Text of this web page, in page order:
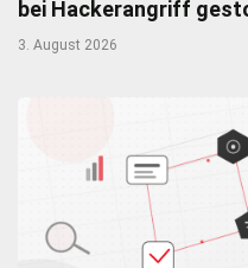
bei Hackerangriff
3. August 2026